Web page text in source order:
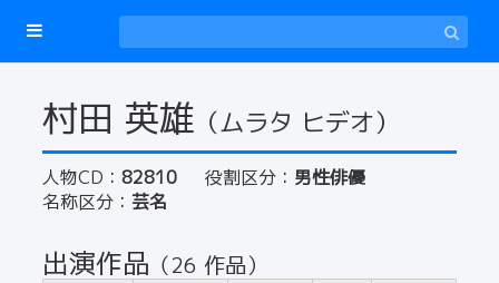
村田 英雄 （ムラタ ヒデオ）
人物CD： 82810 役割区分： 男性俳優
名称区分： 芸名
出演作品 （26 作品）